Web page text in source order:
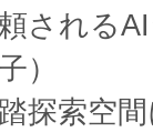
頼される
）
踏探索空